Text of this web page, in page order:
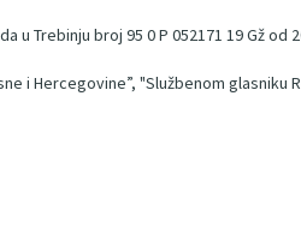
Trebinju broj 95 0 P 052171 19 Gž od
i Hercegovine”, "Službenom glasniku